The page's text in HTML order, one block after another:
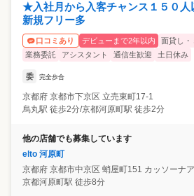
★入社月から入客チャンス１５０
新規フリー多
口コミあり デビューまで2年以内
面貸し・
業務委託
アシスタント 通信生歓迎 土日休み
委 完全歩合
京都府 京都市下京区 立売東町17-1
烏丸駅 徒歩2分/京都河原町駅 徒歩2分
他の店舗でも募集しています
elto 河原町
京都府 京都市中京区 蛸屋町151 カッソーナ
京都河原町駅 徒歩8分